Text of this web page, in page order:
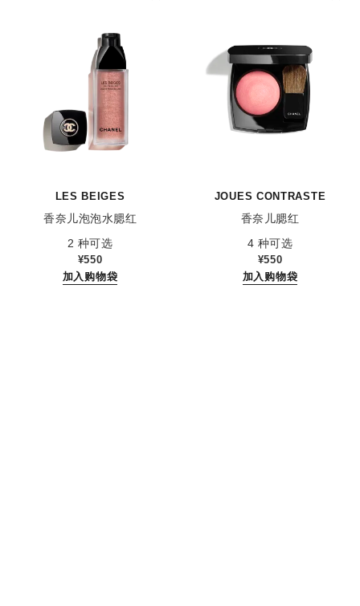
LES BEIGES
香奈儿泡泡水腮红
参考编号 184930
2 种可选
¥550
加入购物袋
JOUES CONTRASTE
香奈儿腮红
参考编号 168170
4 种可选
¥550
加入购物袋